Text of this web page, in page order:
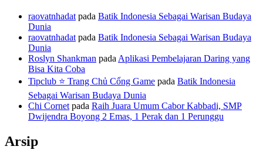
raovatnhadat pada Batik Indonesia Sebagai Warisan Budaya
Dunia
raovatnhadat pada Batik Indonesia Sebagai Warisan Budaya
Dunia
Roslyn Shankman pada Aplikasi Pembelajaran Daring yang
Bisa Kita Coba
Tipclub ⭐ Trang Chủ Cổng Game pada Batik Indonesia
Sebagai Warisan Budaya Dunia
Chi Cornet pada Raih Juara Umum Cabor Kabbadi, SMP
Dwijendra Boyong 2 Emas, 1 Perak dan 1 Perunggu
Arsip